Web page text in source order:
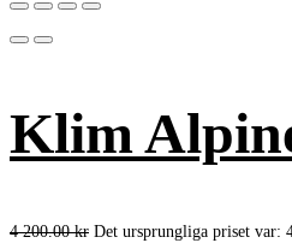
Klim
4 200.00kr Det ursprungliga priset var: